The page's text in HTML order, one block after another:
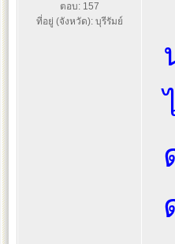
ตอบ: 157
ที่อยู่ (จังหวัด): บุรีรัมย์